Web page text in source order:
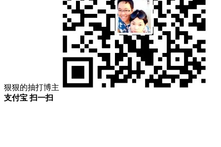
狠狠的抽打博主
支付宝 扫一扫